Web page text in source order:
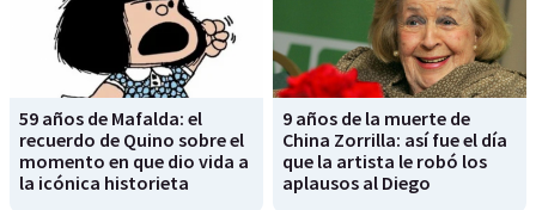
59 años de Mafalda: el
recuerdo de Quino sobre el
momento en que dio vida a
la icónica historieta
9 años de la muerte de
China Zorrilla: así fue el día
que la artista le robó los
aplausos al Diego